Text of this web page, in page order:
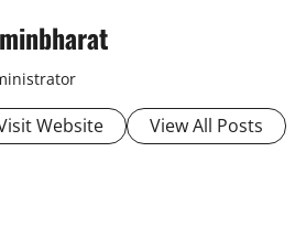
Website View All Posts